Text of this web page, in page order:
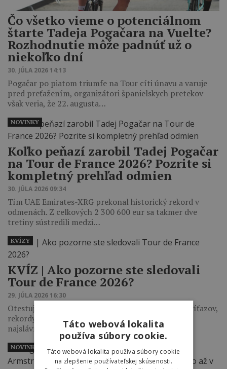
Čo všetko vieme o potenciálnom
štarte Tadeja Pogačara na Vuelte?
Rozhodnutie môže padnúť už o
niekoľko dní
30. JÚLA 2026 14:13
Pogačar po piatom triumfe na Tour cíti únavu a varuje
pred preťažením, organizátori španielskych pretekov
však veria, že 22. augusta…
Koľko peňazí zarobil Tadej Pogačar
na Tour de France 2026? Pozrite si
kompletný prehľad odmien
30. JÚLA 2026 09:34
Tím UAE Emirates-XRG prekonal historický rekord v
odmenách. Z celkových 2 300 600 eur sa takmer dve
tretiny sústredili medzi…
NOVINKY
KVÍZ | Ako pozorne ste sledovali
Tour de France 2026?
29. JÚLA 2026 16:30
Otestujte si v 20 otázkach, ako dobre si pamätáte víťazov,
rekordy, rozhodujúce momenty aj konečné poradie
najslávnejších cyklistických pretekov.
KVÍZY
NOVINKY
Táto webová lokalita
používa súbory cookie.
Táto webová lokalita používa súbory cookie
na zlepšenie používateľskej skúsenosti.